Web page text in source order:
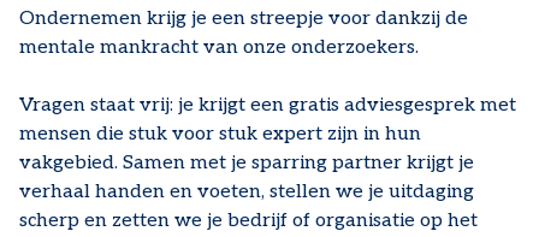
Ondernemen krijg je een streepje voor dankzij de
mentale mankracht van onze onderzoekers.
Vragen staat vrij: je krijgt een gratis adviesgesprek met
mensen die stuk voor stuk expert zijn in hun
vakgebied. Samen met je sparring partner krijgt je
verhaal handen en voeten, stellen we je uitdaging
scherp en zetten we je bedrijf of organisatie op het